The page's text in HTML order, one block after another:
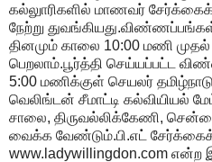
கல்லுாரிகளில் மாணவர்
நேற்று
தினமும் காலை 10:00 மணி
பெறலாம்.பூர்த்தி செய்யப்பட்ட
5:00 மணிக்குள் செயலர்
வெலிங்டன் சீமாட்டி கல்வியியல்
சாலை, திருவல்லிக்கேணி,
வைக்க வேண்டும்.பி.எட்
www.ladywillingdon.com